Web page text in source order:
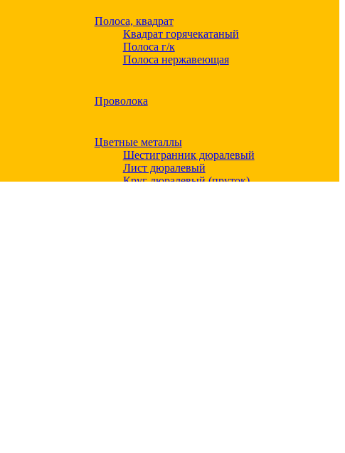
Полоса, квадрат
Квадрат горячекатаный
Полоса г/к
Полоса нержавеющая
Проволока
Цветные металлы
Шестигранник дюралевый
Лист дюралевый
Круг дюралевый (пруток)